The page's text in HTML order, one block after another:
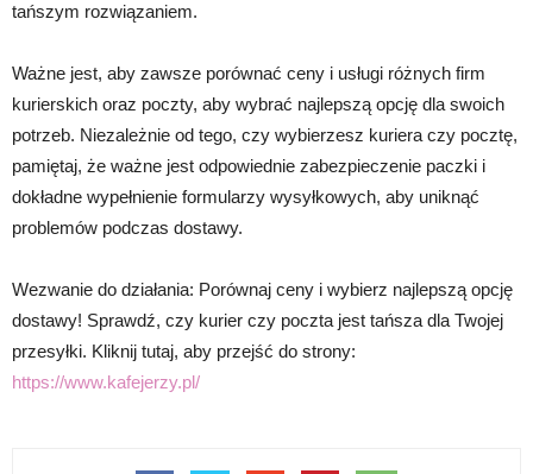
tańszym rozwiązaniem.
Ważne jest, aby zawsze porównać ceny i usługi różnych firm
kurierskich oraz poczty, aby wybrać najlepszą opcję dla swoich
potrzeb. Niezależnie od tego, czy wybierzesz kuriera czy pocztę,
pamiętaj, że ważne jest odpowiednie zabezpieczenie paczki i
dokładne wypełnienie formularzy wysyłkowych, aby uniknąć
problemów podczas dostawy.
Wezwanie do działania: Porównaj ceny i wybierz najlepszą opcję
dostawy! Sprawdź, czy kurier czy poczta jest tańsza dla Twojej
przesyłki. Kliknij tutaj, aby przejść do strony:
https://www.kafejerzy.pl/